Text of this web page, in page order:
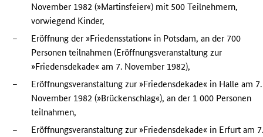
November 1982 (»Martinsfeier«) mit 500 Teilnehmern,
vorwiegend Kinder,
–
Eröffnung der »Friedensstation« in Potsdam, an der 700
Personen teilnahmen (Eröffnungsveranstaltung zur
»Friedensdekade« am 7. November 1982),
–
Eröffnungsveranstaltung zur »Friedensdekade« in Halle am 7.
November 1982 (»Brückenschlag«), an der 1 000 Personen
teilnahmen,
–
Eröffnungsveranstaltung zur »Friedensdekade« in Erfurt am